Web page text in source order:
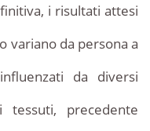
i risultati attesi
variano da persona a
da diversi
precedente